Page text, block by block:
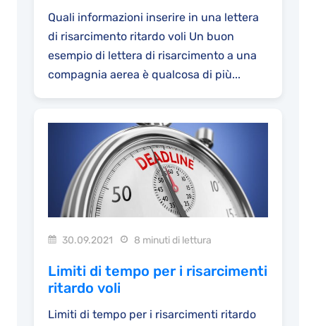
Quali informazioni inserire in una lettera
di risarcimento ritardo voli Un buon
esempio di lettera di risarcimento a una
compagnia aerea è qualcosa di più...
30.09.2021 8 minuti di lettura
Limiti di tempo per i risarcimenti
ritardo voli
Limiti di tempo per i risarcimenti ritardo